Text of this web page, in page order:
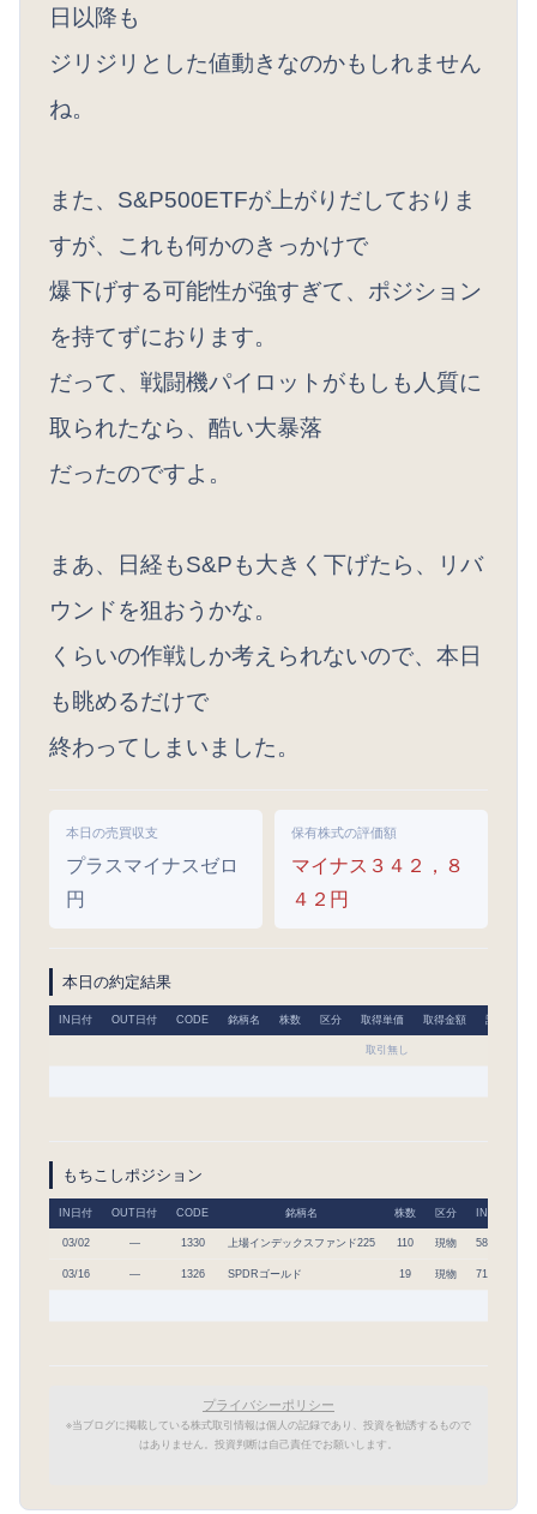
日以降も
ジリジリとした値動きなのかもしれません
ね。
また、S&P500ETFが上がりだしておりま
すが、これも何かのきっかけで
爆下げする可能性が強すぎて、ポジション
を持てずにおります。
だって、戦闘機パイロットがもしも人質に
取られたなら、酷い大暴落
だったのですよ。
まあ、日経もS&Pも大きく下げたら、リバ
ウンドを狙おうかな。
くらいの作戦しか考えられないので、本日
も眺めるだけで
終わってしまいました。
本日の売買収支
プラスマイナスゼロ
円
保有株式の評価額
マイナス３４２，８
４２円
本日の約定結果
IN日付 OUT日付 CODE 銘柄名 株数 区分 取得単価 取得金額 評価単価
取引無し
もちこしポジション
IN日付 OUT日付 CODE 銘柄名 株数 区分 IN単価
03/02 ― 1330 上場インデックスファンド225 110 現物 58,573
03/16 ― 1326 SPDRゴールド 19 現物 71,278
プライバシーポリシー
※当ブログに掲載している株式取引情報は個人の記録であり、投資を勧誘するもので
はありません。投資判断は自己責任でお願いします。